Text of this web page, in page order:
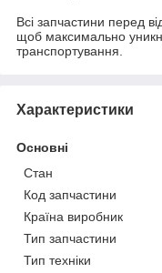
Всі запчастини перед
щоб максимально
транспортування.
Характеристики
Основні
Стан
Код запчастини
Країна виробник
Тип запчастини
Тип техніки